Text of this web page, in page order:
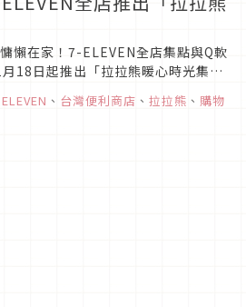
懶在家！7-ELEVEN全店集點與Q軟
18日起推出「拉拉熊暖心時光集點
抱枕、廚房地墊、自動給皂機、多功
、 台灣便利商店 、 拉拉熊 、 購物